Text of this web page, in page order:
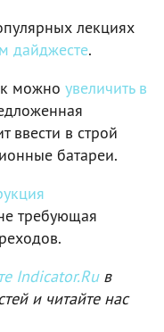
лекциях
дайджесте.
можно увеличить в
ввести в строй
батареи.
требующая
Indicator.Ruв
и читайте нас